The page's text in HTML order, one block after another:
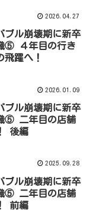
2026.04.27
ブル崩壊期に新卒
⑤ ４年目の行き
飛躍へ！
2026.01.09
ブル崩壊期に新卒
⑤ 二年目の店舗
後編
2025.09.28
ブル崩壊期に新卒
⑤ 二年目の店舗
前編